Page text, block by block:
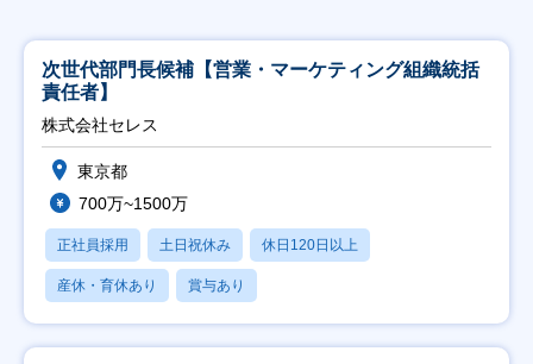
次世代部門長候補【営業・マーケティング組織統括
責任者】
株式会社セレス
東京都
700万~1500万
正社員採用 土日祝休み 休日120日以上
産休・育休あり 賞与あり